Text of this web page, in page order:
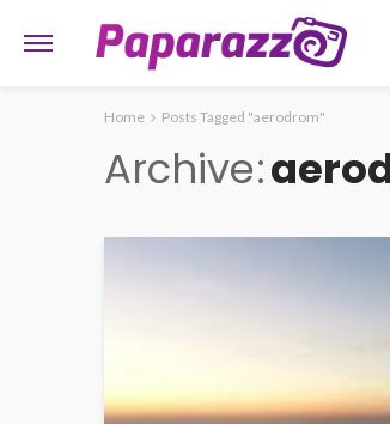
Home Posts Tagged "aerodrom"
Archive